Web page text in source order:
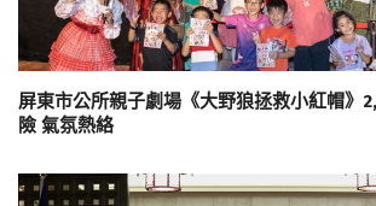
屏東市公所親子劇場《大野狼拯救小紅帽》
險 氣氛熱絡